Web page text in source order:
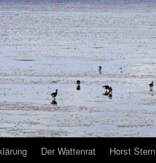
Der Wattenrat Horst Stern